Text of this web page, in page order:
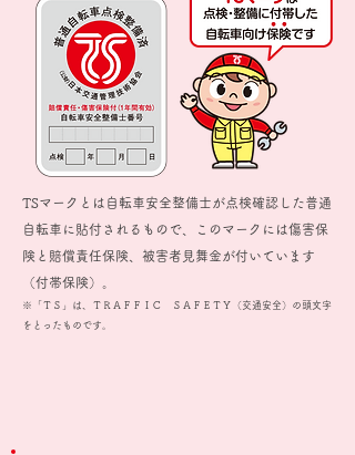
TSマークとは自転車安全整備士が点検確認した普通
自転車に貼付されるもので、このマークには傷害保
険と賠償責任保険、被害者見舞金が付いています
（付帯保険）。
※「ＴＳ」は、ＴＲＡＦＦＩＣ ＳＡＦＥＴＹ（交通安全）の頭文字
をとったものです。